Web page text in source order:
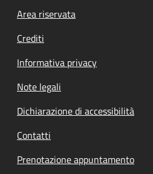
Footer menu
Area riservata
Crediti
Informativa privacy
Note legali
Dichiarazione di accessibilità
Contatti
Prenotazione appuntamento